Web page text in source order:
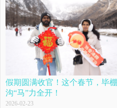
假期圆满收官！这个春节，毕棚
沟“马”力全开！
2026-02-23